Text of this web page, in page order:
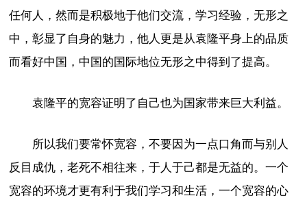
任何人，然而是积极地于他们交流，学习经验，无形之
中，彰显了自身的魅力，他人更是从袁隆平身上的品质
而看好中国，中国的国际地位无形之中得到了提高。
袁隆平的宽容证明了自己也为国家带来巨大利益。
所以我们要常怀宽容，不要因为一点口角而与别人
反目成仇，老死不相往来，于人于己都是无益的。一个
宽容的环境才更有利于我们学习和生活，一个宽容的心